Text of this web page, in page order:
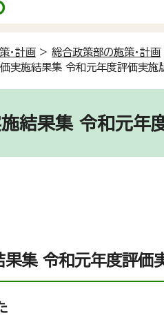
・計画 > 総合政策部の施策・計画
実施結果集 令和元年度評価実施
結果集 令和元年
集 令和元年度評価